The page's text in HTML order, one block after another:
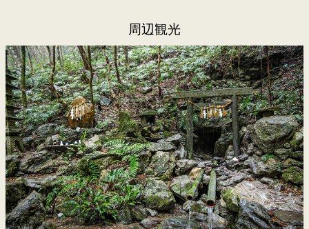
周辺観光